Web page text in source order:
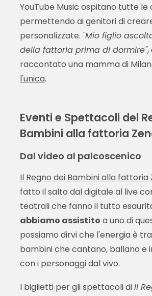
YouTube Music ospitano tutte le
permettendo ai genitori di
personalizzate. "Mio figlio
della fattoria prima di dormire",
raccontato una mamma di
l'unica.
Eventi e Spettacoli del
Bambini alla fattoria
Dal video al palcoscenico
Il Regno dei Bambini alla fattoria
fatto il salto dal digitale al live
teatrali che fanno il tutto
abbiamo assistito a uno di
possiamo dirvi che l'energia è
bambini che cantano, ballano e
con i personaggi dal vivo.
I biglietti per gli spettacoli diIl